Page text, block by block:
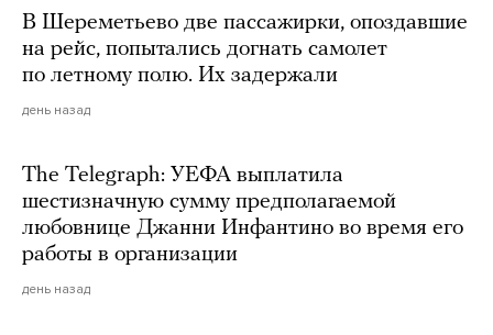
В Шереметьево две пассажирки, опоздавшие
на рейс, попытались догнать самолет
по летному полю. Их задержали
день назад
The Telegraph: УЕФА выплатила
шестизначную сумму предполагаемой
любовнице Джанни Инфантино во время его
работы в организации
день назад